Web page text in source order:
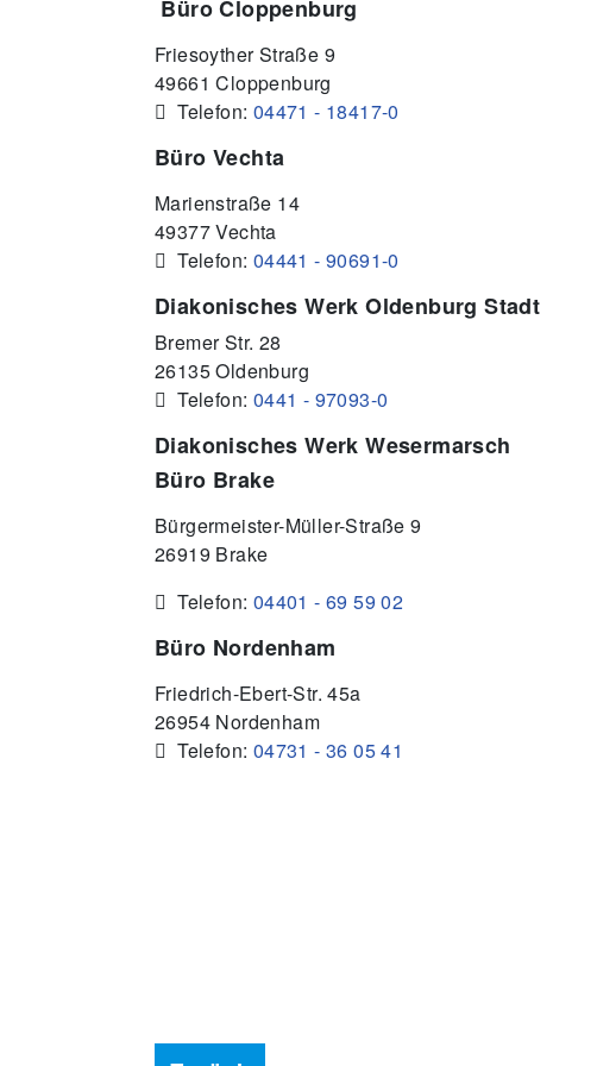
Büro Cloppenburg
Friesoyther Straße 9
49661 Cloppenburg
 Telefon: 04471 - 18417-0
Büro Vechta
Marienstraße 14
49377 Vechta
 Telefon: 04441 - 90691-0
Diakonisches Werk Oldenburg Stadt
Bremer Str. 28
26135 Oldenburg
 Telefon: 0441 - 97093-0
Diakonisches Werk Wesermarsch
Büro Brake
Bürgermeister-Müller-Straße 9
26919 Brake
 Telefon: 04401 - 69 59 02
Büro Nordenham
Friedrich-Ebert-Str. 45a
26954 Nordenham
 Telefon: 04731 - 36 05 41